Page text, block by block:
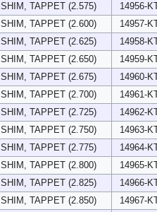
SHIM, TAPPET (2.575)
14956-
SHIM, TAPPET (2.600)
14957-
SHIM, TAPPET (2.625)
14958-
SHIM, TAPPET (2.650)
14959-
SHIM, TAPPET (2.675)
14960-
SHIM, TAPPET (2.700)
14961-
SHIM, TAPPET (2.725)
14962-
SHIM, TAPPET (2.750)
14963-
SHIM, TAPPET (2.775)
14964-
SHIM, TAPPET (2.800)
14965-
SHIM, TAPPET (2.825)
14966-
SHIM, TAPPET (2.850)
14967-